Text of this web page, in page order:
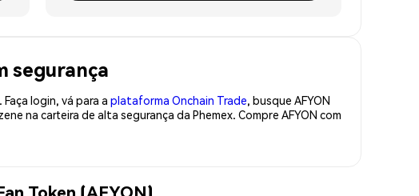
segurança
login, vá para a plataforma Onchain Trade, busque AFYON
na carteira de alta segurança da Phemex. Compre AFYON com